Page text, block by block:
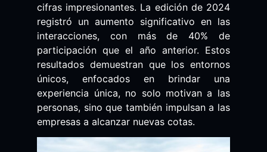
cifras impresionantes. La edición de 2024
registró un aumento significativo en las
interacciones, con más de 40% de
participación que el año anterior. Estos
resultados demuestran que los entornos
únicos, enfocados en brindar una
experiencia única, no solo motivan a las
personas, sino que también impulsan a las
empresas a alcanzar nuevas cotas.